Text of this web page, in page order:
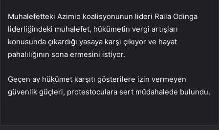
Muhalefetteki Azimio koalisyonunun lideri Raila Odinga
liderliğindeki muhalefet, hükümetin vergi artışları
konusunda çıkardığı yasaya karşı çıkıyor ve hayat
pahalılığının sona ermesini istiyor.
Geçen ay hükümet karşıtı gösterilere izin vermeyen
güvenlik güçleri, protestoculara sert müdahalede bulundu.